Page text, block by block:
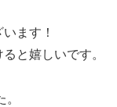
ます！
と嬉しいです。